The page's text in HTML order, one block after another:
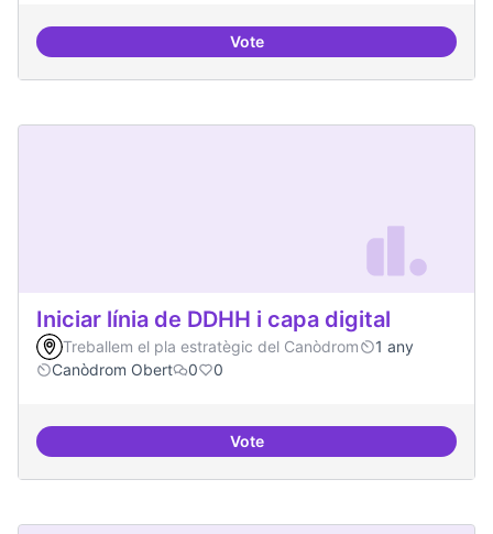
VoteMemòria HIstòrica
Iniciar línia de DDHH i capa digital
Treballem el pla estratègic del Canòdrom
1 any
Canòdrom Obert
0 0
VoteIniciar línia de DDHH i capa